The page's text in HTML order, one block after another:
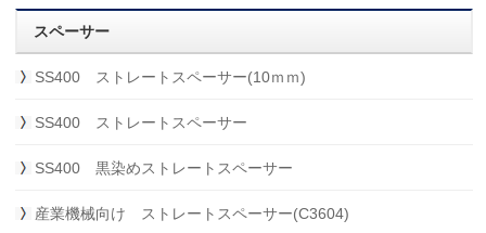
スペーサー
SS400 ストレートスペーサー(10ｍｍ)
SS400 ストレートスペーサー
SS400 黒染めストレートスペーサー
産業機械向け ストレートスペーサー(C3604)